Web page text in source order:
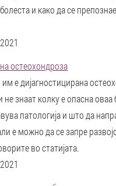
и како да се
остеохондроза
им е дијагностицирана
не знаат колку е опасна оваа
патологија и што да
е можно да се запре
во статијата.